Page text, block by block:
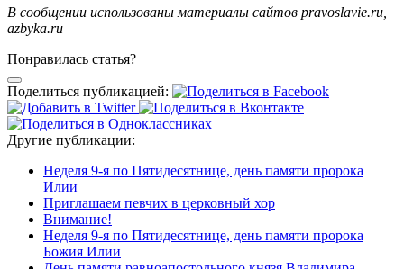
В сообщении использованы материалы сайтов pravoslavie.ru,
azbyka.ru
Понравилась статья?
Поделиться публикацией:
Другие публикации:
Неделя 9-я по Пятидесятнице, день памяти пророка
Илии
Приглашаем певчих в церковный хор
Внимание!
Неделя 9-я по Пятидесятнице, день памяти пророка
Божия Илии